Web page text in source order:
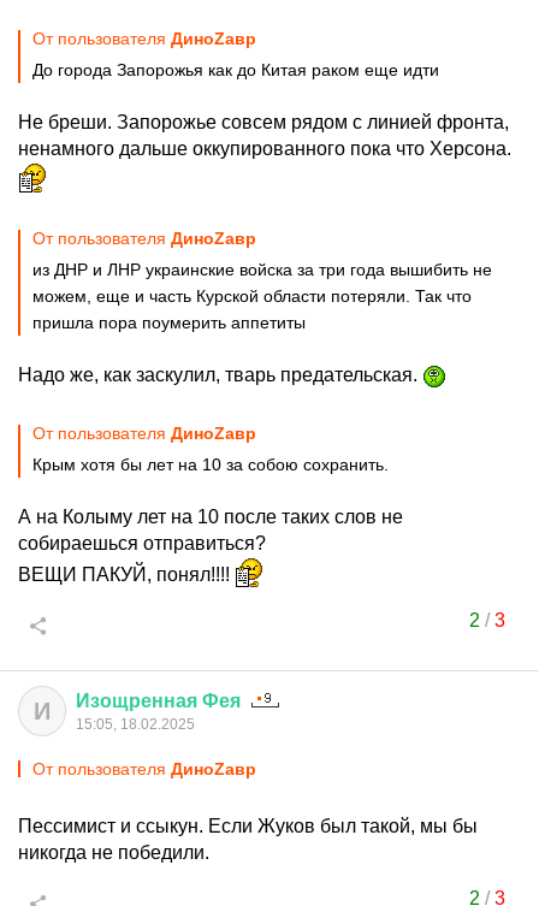
От пользователя ДиноZавp
До города Запорожья как до Китая раком еще идти
Не бреши. Запорожье совсем рядом с линией фронта,
ненамного дальше оккупированного пока что Херсона.
От пользователя ДиноZавp
из ДНР и ЛНР украинские войска за три года вышибить не
можем, еще и часть Курской области потеряли. Так что
пришла пора поумерить аппетиты
Надо же, как заскулил, тварь предательская.
От пользователя ДиноZавp
Крым хотя бы лет на 10 за собою сохранить.
А на Колыму лет на 10 после таких слов не
собираешься отправиться?
ВЕЩИ ПАКУЙ, понял!!!!
2 /3
И Изощренная Фея
15:05, 18.02.2025
От пользователя ДиноZавp
Пессимист и ссыкун. Если Жуков был такой, мы бы
никогда не победили.
2 /3